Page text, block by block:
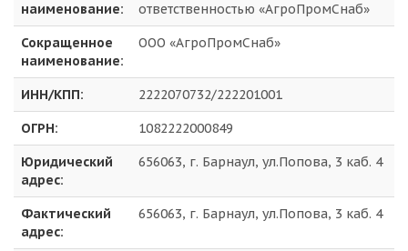
наименование:
ответственностью «АгроПромСнаб»
Сокращенное
наименование:
ООО «АгроПромСнаб»
ИНН/КПП: 2222070732/222201001
ОГРН: 1082222000849
Юридический
адрес:
656063, г. Барнаул, ул.Попова, 3 каб. 4
Фактический
адрес:
656063, г. Барнаул, ул.Попова, 3 каб. 4